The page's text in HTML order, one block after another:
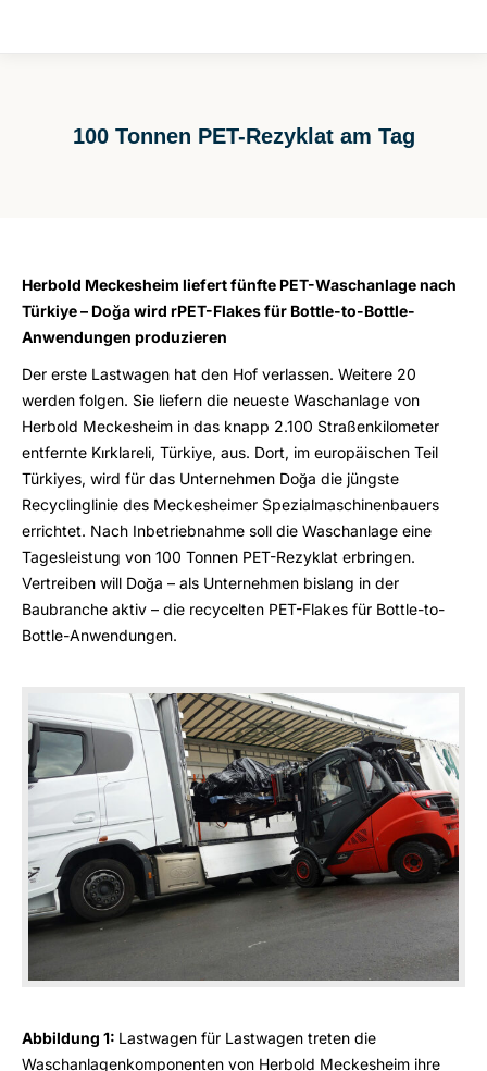
100 Tonnen PET-Rezyklat am Tag
Herbold Meckesheim liefert fünfte PET-Waschanlage nach
Türkiye – Doğa wird rPET-Flakes für Bottle-to-Bottle-
Anwendungen produzieren
Der erste Lastwagen hat den Hof verlassen. Weitere 20
werden folgen. Sie liefern die neueste Waschanlage von
Herbold Meckesheim in das knapp 2.100 Straßenkilometer
entfernte Kırklareli, Türkiye, aus. Dort, im europäischen Teil
Türkiyes, wird für das Unternehmen Doğa die jüngste
Recyclinglinie des Meckesheimer Spezialmaschinenbauers
errichtet. Nach Inbetriebnahme soll die Waschanlage eine
Tagesleistung von 100 Tonnen PET-Rezyklat erbringen.
Vertreiben will Doğa – als Unternehmen bislang in der
Baubranche aktiv – die recycelten PET-Flakes für Bottle-to-
Bottle-Anwendungen.
Abbildung 1: Lastwagen für Lastwagen treten die
Waschanlagenkomponenten von Herbold Meckesheim ihre